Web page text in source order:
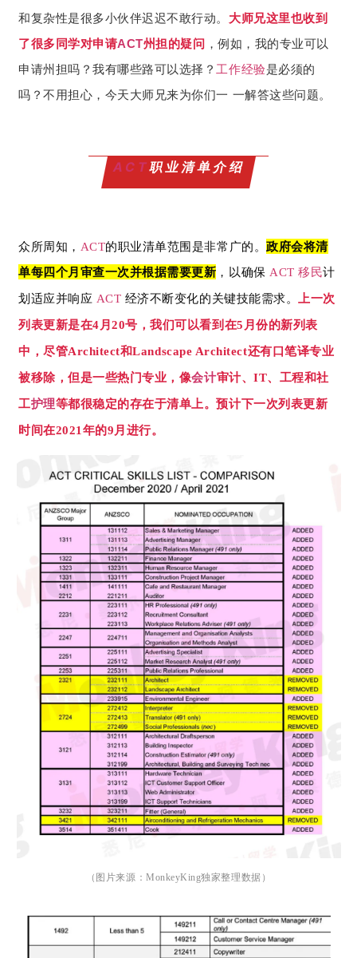
和复杂性是很多小伙伴迟迟不敢行动。 大师兄这里也收到
了很多同学对申请ACT州担的疑问 ，例如，我的专业可以
申请州担吗？我有哪些路可以选择？ 工作经验是必须的
吗？不用担心，今天大师兄来为你们一 一解答这些问题。
ACT职业清单介绍
众所周知， ACT的职业清单范围是非常广的。政府会将清
单每四个月审查一次并根据需要更新 ，以确保 ACT 移民计
划适应并响应 ACT 经济不断变化的关键技能需求。上一次
列表更新是在4月20号，我们可以看到在5 月份的新列表
中，尽管Architect和Landscape Architect还有口笔译专业
被移除，但是一些热门专业 ，像会计审计、IT、工程和社
工护理等都很稳定的存在于清单上。预计下一次列表更新
时间在2021年的9月进行。
（图片来源：MonkeyKing独家整理数据）